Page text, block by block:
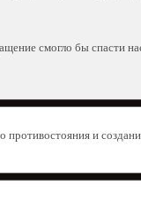
смогло бы спасти
и